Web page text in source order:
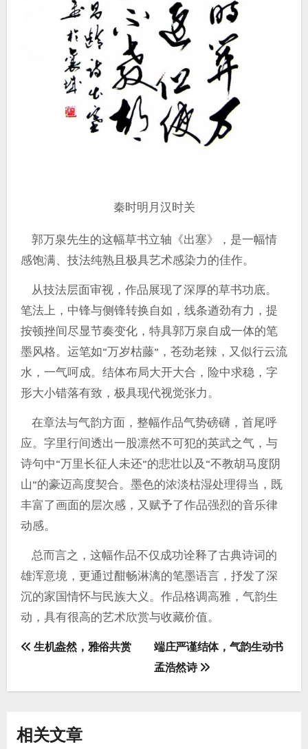
秦时明月汉时关
郭万泉先生的这幅草书立轴《出塞》，是一幅情
感饱满、技法纯熟且极具艺术感染力的佳作。
从技法层面审视，作品展现了深厚的草书功底。
笔法上，中锋与侧锋转换自如，线条遒劲有力，提
按顿挫间尽显节奏变化，特具郭万泉自成一体的笔
墨风格。运笔如“万岁枯藤”，苍劲老辣，又似行云流
水，一气呵成。结体布局大开大合，险中求稳，字
形大小错落有致，极具现代视觉张力。
在章法与气韵方面，整幅作品气势磅礴，首尾呼
应。字里行间透出一股凛然不可犯的英武之气，与
诗句中“万里长征人未还”的悲壮以及“不教胡马度阴
山”的豪迈高度契合。墨色的浓淡枯湿处理得当，既
丰富了画面的层次感，又赋予了作品强烈的音乐律
动感。
总而言之，这幅作品不仅成功诠释了古典诗词的
雄浑意境，更通过酣畅淋漓的笔墨语言，抒发了深
沉的家国情怀与民族大义。作品格调高雅，气韵生
动，具有很高的艺术欣赏与收藏价值。
文
航
生机盎然，雅俗共赏
端庄严谨结体，气韵生动书
孟浩然诗
相关文章